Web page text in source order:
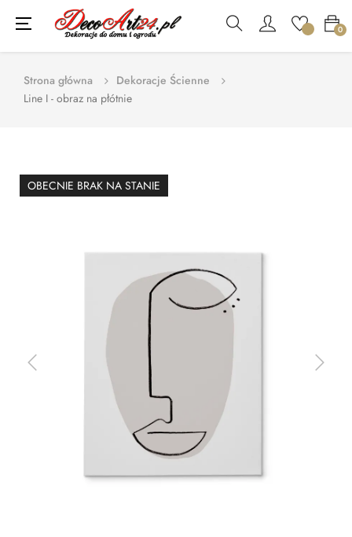
0
Toggle
navigation
☰
Strona główna
Dekoracje Ścienne
Line I - obraz na płótnie
OBECNIE BRAK NA STANIE